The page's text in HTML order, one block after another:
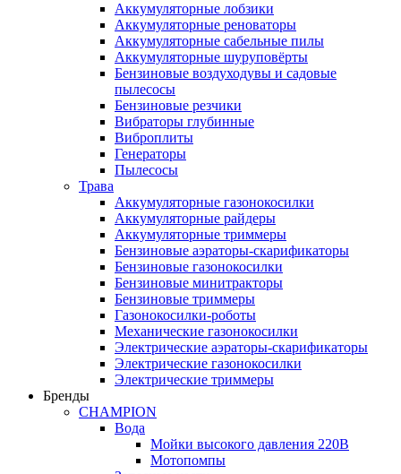
Аккумуляторные лобзики
Аккумуляторные реноваторы
Аккумуляторные сабельные пилы
Аккумуляторные шуруповёрты
Бензиновые воздуходувы и садовые
пылесосы
Бензиновые резчики
Вибраторы глубинные
Виброплиты
Генераторы
Пылесосы
Трава
Аккумуляторные газонокосилки
Аккумуляторные райдеры
Аккумуляторные триммеры
Бензиновые аэраторы-скарификаторы
Бензиновые газонокосилки
Бензиновые минитракторы
Бензиновые триммеры
Газонокосилки-роботы
Механические газонокосилки
Электрические аэраторы-скарификаторы
Электрические газонокосилки
Электрические триммеры
Бренды
CHAMPION
Вода
Мойки высокого давления 220В
Мотопомпы